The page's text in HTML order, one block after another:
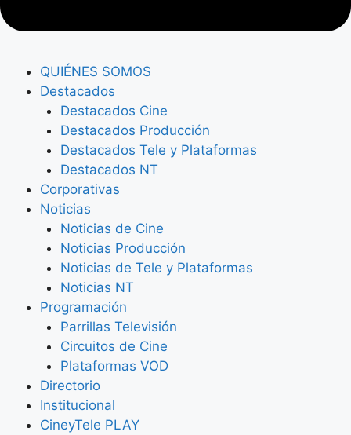
QUIÉNES SOMOS
Destacados
Destacados Cine
Destacados Producción
Destacados Tele y Plataformas
Destacados NT
Corporativas
Noticias
Noticias de Cine
Noticias Producción
Noticias de Tele y Plataformas
Noticias NT
Programación
Parrillas Televisión
Circuitos de Cine
Plataformas VOD
Directorio
Institucional
CineyTele PLAY